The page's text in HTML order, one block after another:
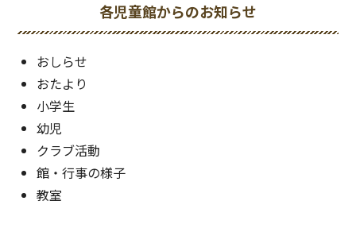
各児童館からのお知らせ
おしらせ
おたより
小学生
幼児
クラブ活動
館・行事の様子
教室